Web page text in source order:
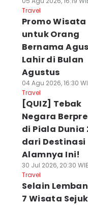
Travel
Promo Wisata
untuk Orang
Bernama
Lahir di Bulan
Agustus
04 Agu 2026, 16:30
Travel
[QUIZ] Tebak
Negara
di Piala Dunia
dari Destinasi
Alamnya Ini!
30 Jul 2026, 20:30
Travel
Selain
7 Wisata